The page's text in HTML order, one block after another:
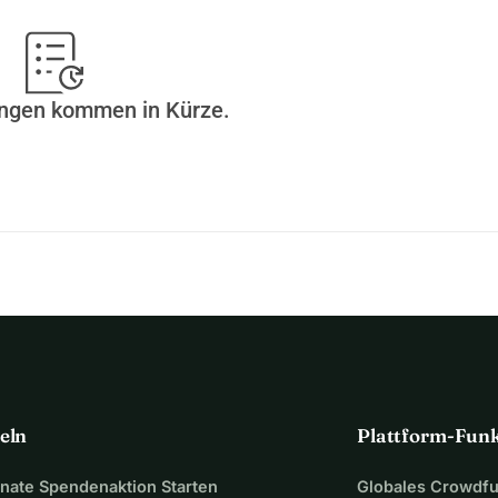
kommen in Kürze.
Spendenaktion Starten
Plattform-
Globales